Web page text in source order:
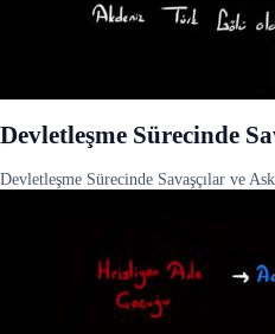
Devletleşme Sürecinde
Devletleşme Sürecinde Savaşçılar ve